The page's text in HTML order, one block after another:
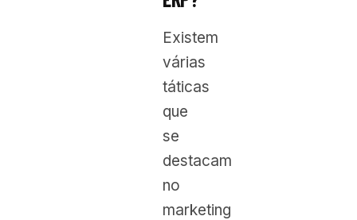
Existem
várias
táticas
que
se
destacam
no
marketing